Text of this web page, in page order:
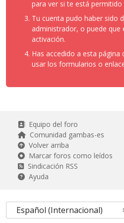
para ver si te está permitido
Tu cuenta pudo haber sido
administrador, o puede que
activación.
Has accedido a esta página
usar los formularios o
Equipo del foro
Comunidad gambas-es
Volver arriba
Marcar foros como leídos
Sindicación RSS
Ayuda